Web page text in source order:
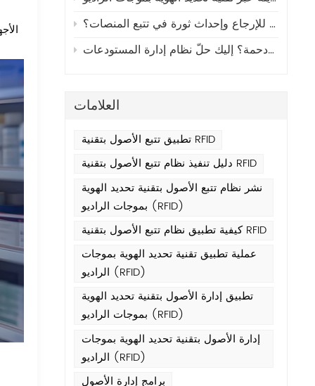
كيف تساهم علامات إنترنت الأشياء الصوتية والضوئية في الحد من فقدان الأصول القابلة للإرجاع وإحداث ثورة في تتبع المنصات؟
العلامات
تطبيق تتبع الأصول بتقنية RFID
دليل تنفيذ نظام تتبع الأصول بتقنية RFID
نشر نظام تتبع الأصول بتقنية تحديد الهوية
بموجات الراديو (RFID)
كيفية تطبيق نظام تتبع الأصول بتقنية RFID
عملية تطبيق تقنية تحديد الهوية بموجات
الراديو (RFID)
تطبيق إدارة الأصول بتقنية تحديد الهوية
بموجات الراديو (RFID)
إدارة الأصول بتقنية تحديد الهوية بموجات
الراديو (RFID)
برامج إدارة الأصول